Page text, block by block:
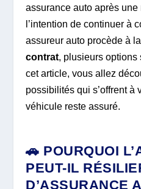
assurance auto après
l’intention de continuer à
assureur auto procède à la
contrat, plusieurs options
cet article, vous allez
possibilités qui s’offrent à
véhicule reste assuré.
🚗 POURQUOI
PEUT-IL
D’ASSURANCE